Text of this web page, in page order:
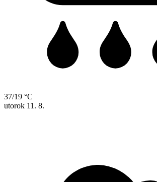
37/19 °C
utorok 11. 8.